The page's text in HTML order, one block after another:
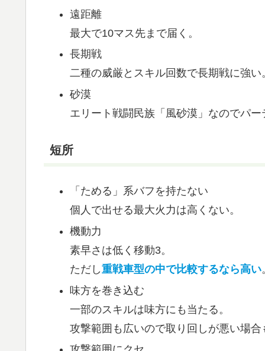
遠距離
最大で10マス先まで届く。
長期戦
二種の威厳とスキル回数で長期戦に強い
砂漠
エリート戦闘民族「風砂漠」なのでパー
短所
「ためる」系バフを持たない
個人で出せる最大火力は高くない。
機動力
素早さは低く移動3。
ただし重戦車型の中で比較するなら高い
味方を巻き込む
一部のスキルは味方にも当たる。
攻撃範囲も広いので取り回しが悪い場合